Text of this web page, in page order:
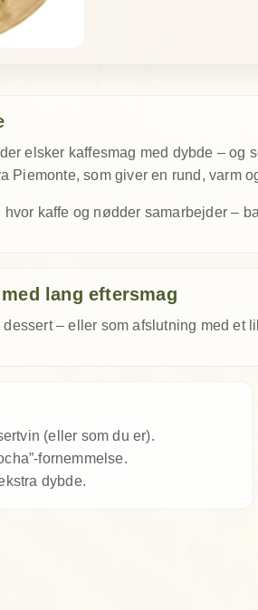
elsker kaffesmag med dybde – og
Piemonte, som giver en rund, varm
kaffe og nødder samarbejder –
lang eftersmag
– eller som afslutning med et
(eller som du er).
fornemmelse.
dybde.